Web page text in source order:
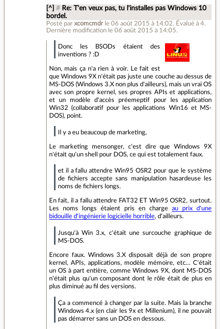
[^] # Re: T'en veux pas, tu l'installes pas Windows 10
bordel.
Posté par xcomcmdr le 06 août 2015 à 14:02.Évalué à 4.
Dernière modification le 06 août 2015 à 14:05.
Donc les BSODs étaient des
inventions ? :D
Non, mais ça n'a rien à voir. Le fait est
que Windows 9X n'était pas juste une couche au dessus de
MS-DOS (Windows 3.X non plus d'ailleurs), mais un vrai OS
avec son propre kernel, ses propres APIs et applications,
et un modèle d'accès préemeptif pour les application
Win32 (collaboratif pour les applications Win16 et MS-
DOS), point.
Il y a eu beaucoup de marketing,
Le marketing mensonger, c'est dire que Windows 9X
n'était qu'un shell pour DOS, ce qui est totalement faux.
et il a fallu attendre Win95 OSR2 pour que le système
de fichiers accepte sans manipulation hasardeuse les
noms de fichiers longs.
En fait, il a fallu attendre FAT32 ET Win95 OSR2, surtout.
Les noms longs étaient pris en charge au prix d'une
bidouille d'ingénierie logicielle horrible, d'ailleurs.
Jusqu'à Win 3.x, c'était une surcouche graphique de
MS-DOS.
Encore faux. Windows 3.X disposait déjà de son propre
kernel, APIs, applications, modèle mémoire, etc… C'était
un OS à part entière, comme Windows 9X, dont MS-DOS
n'était plus qu'un composant dont le rôle était de plus en
plus diminué au fil des versions.
Ça a commencé à changer par la suite. Mais la branche
Windows 4.x (en clair les 9x et Millenium), il ne pouvait
pas démarrer sans un DOS en dessous.